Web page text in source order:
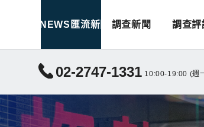
CNEWS匯流新聞 調查新聞 調查評
02-2747-1331 10:00-19:00 (週